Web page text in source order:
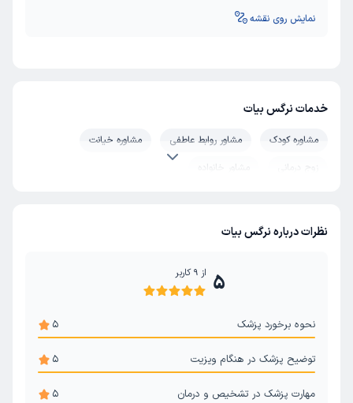
نمایش روی نقشه
خدمات نرگس بیات
مشاوره کودک مشاور روابط عاطفی
مشاوره خیانت
زوج درمانی
مشاور خانواده
نظرات درباره نرگس بیات
5 از 9کاربر
نحوه برخورد پزشک 5
توضیح پزشک در هنگام ویزیت 5
مهارت پزشک در تشخیص و درمان 5